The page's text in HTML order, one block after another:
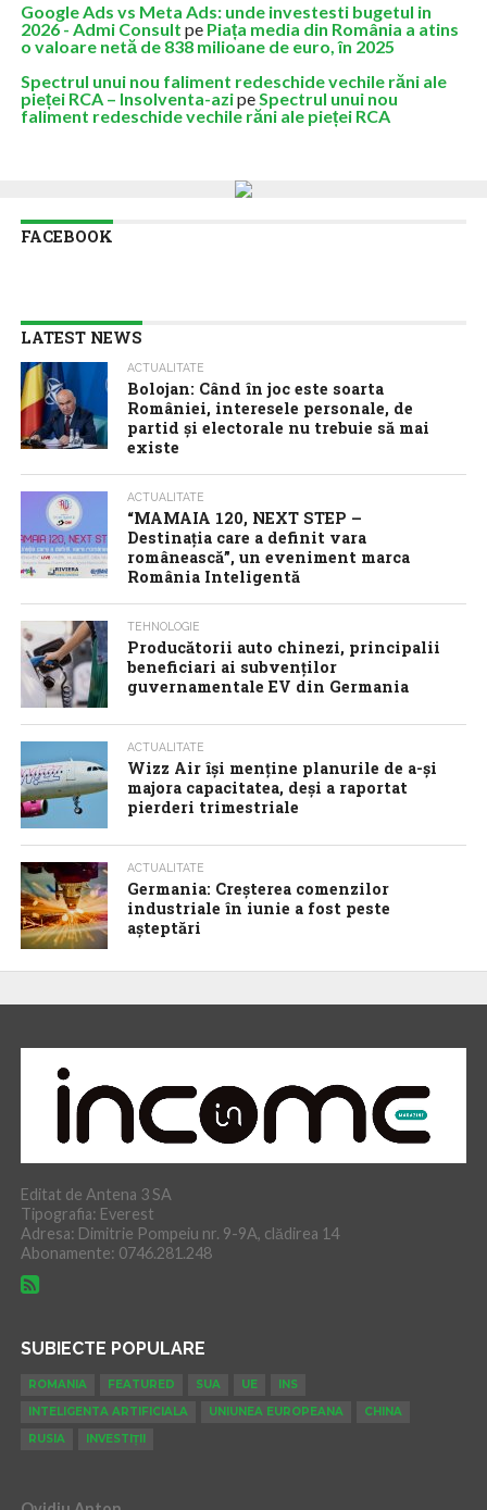
Google Ads vs Meta Ads: unde investesti bugetul in
2026 - Admi Consult pe Piața media din România a atins
o valoare netă de 838 milioane de euro, în 2025
Spectrul unui nou faliment redeschide vechile răni ale
pieței RCA – Insolventa-azipeSpectrul unui nou
faliment redeschide vechile răni ale pieței RCA
FACEBOOK
LATEST NEWS
ACTUALITATE
Bolojan: Când în joc este soarta
României, interesele personale, de
partid și electorale nu trebuie să mai
existe
ACTUALITATE
“MAMAIA 120, NEXT STEP –
Destinația care a definit vara
românească”, un eveniment marca
România Inteligentă
TEHNOLOGIE
Producătorii auto chinezi, principalii
beneficiari ai subvenților
guvernamentale EV din Germania
ACTUALITATE
Wizz Air își menține planurile de a-și
majora capacitatea, deși a raportat
pierderi trimestriale
ACTUALITATE
Germania: Creșterea comenzilor
industriale în iunie a fost peste
așteptări
Editat de Antena 3 SA
Tipografia: Everest
Adresa: Dimitrie Pompeiu nr. 9-9A, clădirea 14
Abonamente: 0746.281.248
SUBIECTE POPULARE
ROMANIA FEATURED SUA UE
INS
INTELIGENTA ARTIFICIALA
UNIUNEA EUROPEANA
CHINA
RUSIA
INVESTIȚII